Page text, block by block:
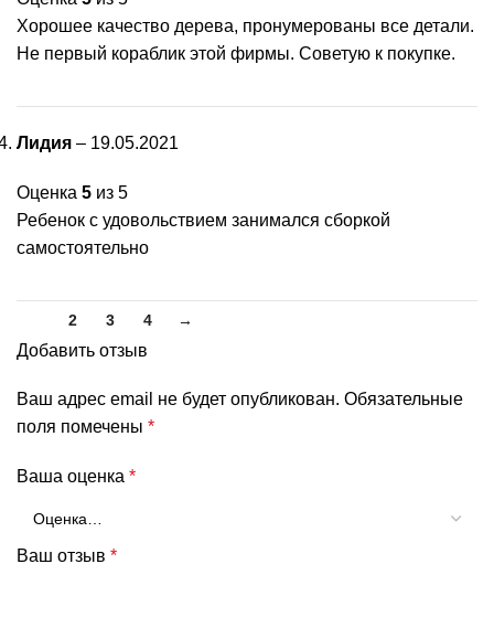
Хорошее качество дерева, пронумерованы все детали.
Не первый кораблик этой фирмы. Советую к покупке.
Лидия – 19.05.2021
Оценка 5 из 5
Ребенок с удовольствием занимался сборкой
самостоятельно
2 3 4 →
Добавить отзыв
Ваш адрес email не будет опубликован. Обязательные
поля помечены *
Ваша оценка *
Ваш отзыв *